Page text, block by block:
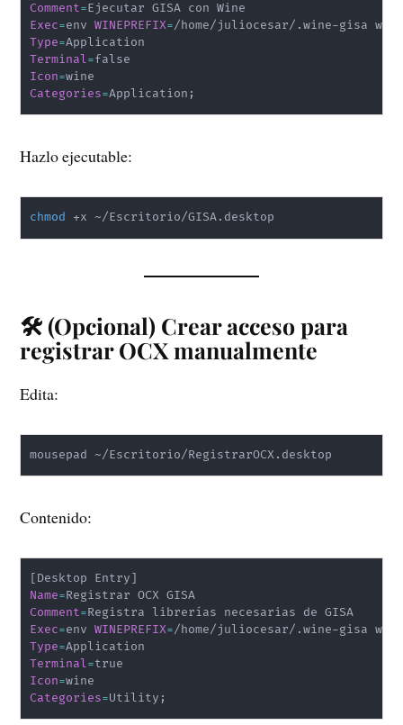
Comment=
Exec=env WINEPREFIX=/home/juliocesar/.wine-gisa
Type=
Terminal=
Icon=
Categories=Application ;
Hazlo ejecutable:
chmod +x ~/Escritorio/GISA.desktop
🛠️ (Opcional) Crear acceso para
registrar OCX manualmente
Edita:
mousepad ~/Escritorio/RegistrarOCX.desktop
Contenido:
[Desktop Entry]
Name=
Comment=
Exec=env WINEPREFIX=/home/juliocesar/.wine-gisa
Type=
Terminal=
Icon=
Categories=Utility ;